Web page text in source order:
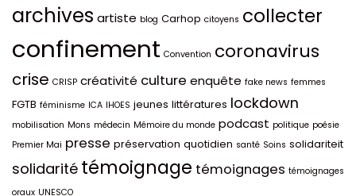
archives artiste blog Carhop citoyens collecter
confinement Convention coronavirus
crise CRISP créativité culture enquête fake news femmes
FGTB féminisme ICA IHOES jeunes littératures lockdown
mobilisation Mons médecin Mémoire du monde podcast politique poésie
Premier Mai presse préservation quotidien santé Soins solidariteit
solidarité témoignage témoignages témoignages
oraux UNESCO